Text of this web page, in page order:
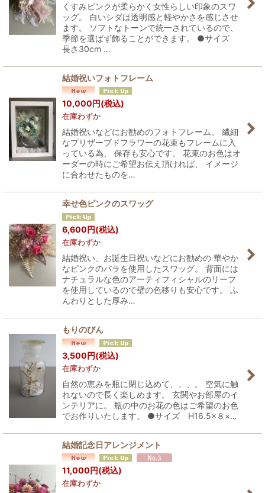
くすみピンクが柔らかく女性らしい印象のスワ
ッグ。 白いシダは透明感と軽やかさを感じさせ
ます。 ソフトなトーンで統一されているので、
季節を選ばず飾ることができます。 ●サイズ
長さ30cm …
結婚祝いフォトフレーム
10,000円(税込)
在庫わずか
結婚祝いなどにお勧めのフォトフレーム。 繊細
なプリザーブドフラワーの花束もフレームに入
っている為、 保存も安心です。 花束のお色はオ
ーダーの時にご希望お伝え頂ければ、 イメージ
に合わせたものを…
幸せ色ピンクのスワッグ
6,600円(税込)
在庫わずか
結婚祝い、お誕生日祝いなどにお勧めの 華やか
なピンクのバラを使用したスワッグ。 背面には
ナチュラルな色のアーティフィシャルのリーフ
を使用しているので壁の色移りも安心です。 ふ
んわりとした厚み…
もりのびん
3,500円(税込)
在庫わずか
自然の恵みを瓶に閉じ込めて、、、。 空気に触
れないので長く楽しめます。 玄関やお部屋のイ
ンテリアに。 瓶の中のお花の色はご希望のお色
でお作りいたします。 ●サイズ H16.5×８×…
結婚記念日アレンジメント
11,000円(税込)
在庫わずか